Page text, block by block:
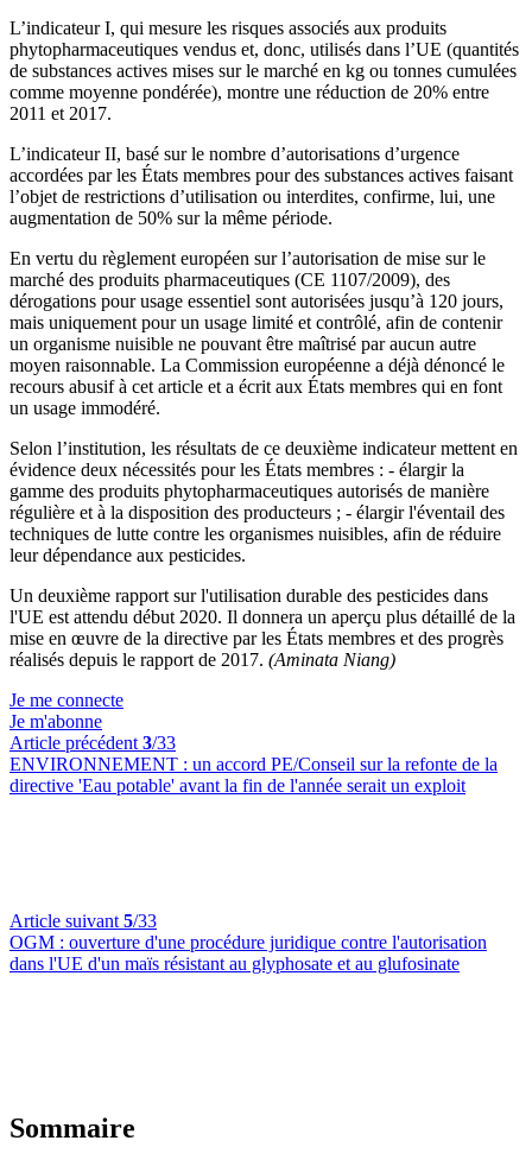
L’indicateur I, qui mesure les risques associés aux produits
phytopharmaceutiques vendus et, donc, utilisés dans l’UE (quantités
de substances actives mises sur le marché en kg ou tonnes cumulées
comme moyenne pondérée), montre une réduction de 20% entre
2011 et 2017.
L’indicateur II, basé sur le nombre d’autorisations d’urgence
accordées par les États membres pour des substances actives faisant
l’objet de restrictions d’utilisation ou interdites, confirme, lui, une
augmentation de 50% sur la même période.
En vertu du règlement européen sur l’autorisation de mise sur le
marché des produits pharmaceutiques (CE 1107/2009), des
dérogations pour usage essentiel sont autorisées jusqu’à 120 jours,
mais uniquement pour un usage limité et contrôlé, afin de contenir
un organisme nuisible ne pouvant être maîtrisé par aucun autre
moyen raisonnable. La Commission européenne a déjà dénoncé le
recours abusif à cet article et a écrit aux États membres qui en font
un usage immodéré.
Selon l’institution, les résultats de ce deuxième indicateur mettent en
évidence deux nécessités pour les États membres : - élargir la
gamme des produits phytopharmaceutiques autorisés de manière
régulière et à la disposition des producteurs ; - élargir l'éventail des
techniques de lutte contre les organismes nuisibles, afin de réduire
leur dépendance aux pesticides.
Un deuxième rapport sur l'utilisation durable des pesticides dans
l'UE est attendu début 2020. Il donnera un aperçu plus détaillé de la
mise en œuvre de la directive par les États membres et des progrès
réalisés depuis le rapport de 2017. (Aminata Niang)
Je me connecte
Je m'abonne
Article précédent 3/33
ENVIRONNEMENT : un accord PE/Conseil sur la refonte de la
directive 'Eau potable' avant la fin de l'année serait un exploit
Article suivant 5/33
OGM : ouverture d'une procédure juridique contre l'autorisation
dans l'UE d'un maïs résistant au glyphosate et au glufosinate
Sommaire